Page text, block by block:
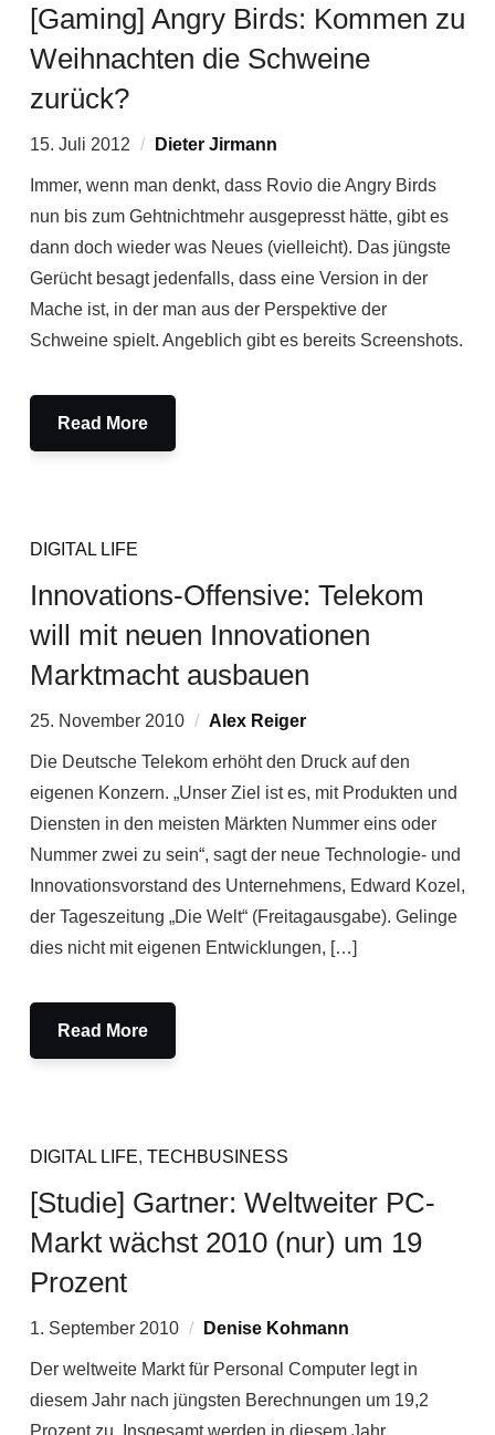
[Gaming] Angry Birds: Kommen zu
Weihnachten die Schweine
zurück?
15. Juli 2012 Dieter Jirmann
Immer, wenn man denkt, dass Rovio die Angry Birds
nun bis zum Gehtnichtmehr ausgepresst hätte, gibt es
dann doch wieder was Neues (vielleicht). Das jüngste
Gerücht besagt jedenfalls, dass eine Version in der
Mache ist, in der man aus der Perspektive der
Schweine spielt. Angeblich gibt es bereits Screenshots.
Read More
DIGITAL LIFE
Innovations-Offensive: Telekom
will mit neuen Innovationen
Marktmacht ausbauen
25. November 2010 Alex Reiger
Die Deutsche Telekom erhöht den Druck auf den
eigenen Konzern. „Unser Ziel ist es, mit Produkten und
Diensten in den meisten Märkten Nummer eins oder
Nummer zwei zu sein“, sagt der neue Technologie- und
Innovationsvorstand des Unternehmens, Edward Kozel,
der Tageszeitung „Die Welt“ (Freitagausgabe). Gelinge
dies nicht mit eigenen Entwicklungen, […]
Read More
DIGITAL LIFE, TECHBUSINESS
[Studie] Gartner: Weltweiter PC-
Markt wächst 2010 (nur) um 19
Prozent
1. September 2010 Denise Kohmann
Der weltweite Markt für Personal Computer legt in
diesem Jahr nach jüngsten Berechnungen um 19,2
Prozent zu. Insgesamt werden in diesem Jahr